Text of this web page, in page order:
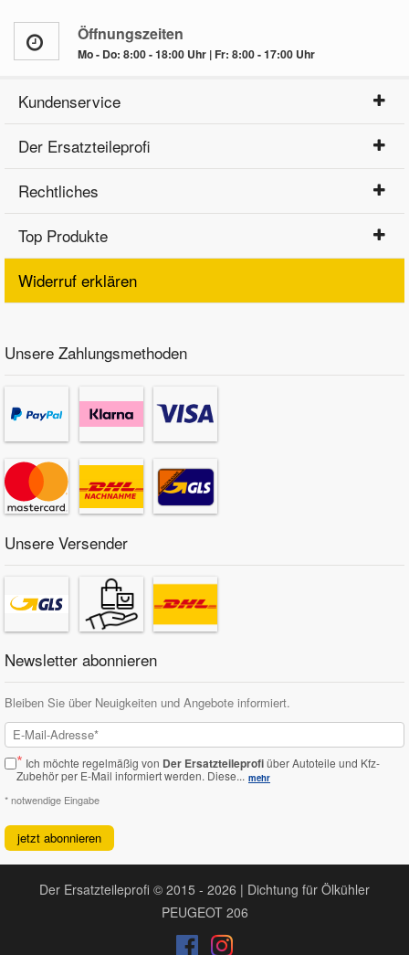
Öffnungszeiten
Mo - Do: 8:00 - 18:00 Uhr | Fr: 8:00 - 17:00 Uhr
Kundenservice
Der Ersatzteileprofi
Rechtliches
Top Produkte
Widerruf erklären
Unsere Zahlungsmethoden
Unsere Versender
Newsletter abonnieren
Bleiben Sie über Neuigkeiten und Angebote informiert.
* Ich möchte regelmäßig von Der Ersatzteileprofiüber Autoteile und Kfz-
Zubehör per E-Mail informiert werden. Diese... mehr
* notwendige Eingabe
jetzt abonnieren
Der Ersatzteileprofi © 2015 - 2026 | Dichtung für Ölkühler
PEUGEOT 206